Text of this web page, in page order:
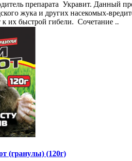
препарата Укравит. Данный
жука и других насекомых-
к их быстрой гибели. Сочетание ..
(гранулы) (120г)